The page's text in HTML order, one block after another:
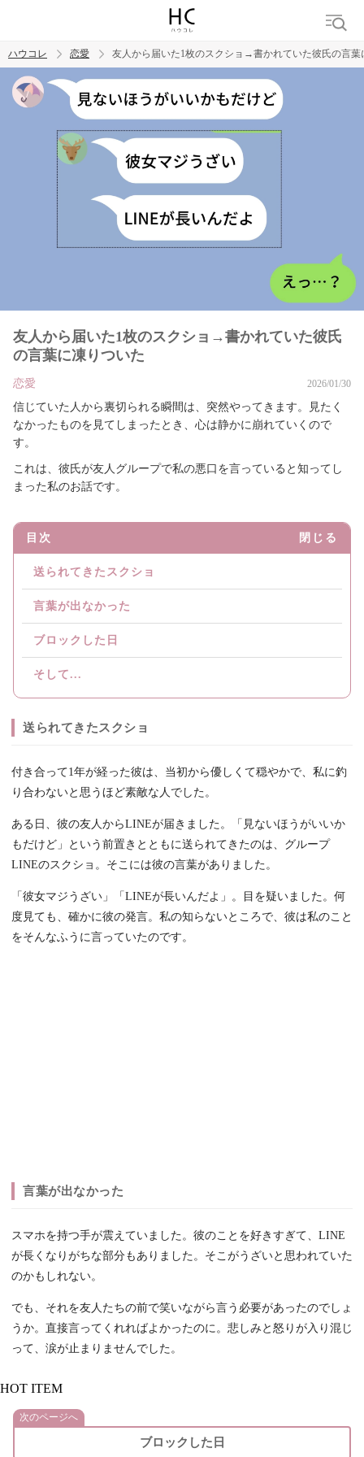
トレンド ワード
ハウコレ 恋愛 友人から届いた1枚のスクショ→書かれていた彼氏の言葉
友人から届いた1枚のスクショ→書かれていた彼氏
の言葉に凍りついた
恋愛 2026/01/30
信じていた人から裏切られる瞬間は、突然やってきます。見たく
なかったものを見てしまったとき、心は静かに崩れていくので
す。
これは、彼氏が友人グループで私の悪口を言っていると知ってし
まった私のお話です。
目次 閉じる
送られてきたスクショ
言葉が出なかった
ブロックした日
そして...
送られてきたスクショ
付き合って1年が経った彼は、当初から優しくて穏やかで、私に釣
り合わないと思うほど素敵な人でした。
ある日、彼の友人からLINEが届きました。「見ないほうがいいか
もだけど」という前置きとともに送られてきたのは、グループ
LINEのスクショ。そこには彼の言葉がありました。
「彼女マジうざい」「LINEが長いんだよ」。目を疑いました。何
度見ても、確かに彼の発言。私の知らないところで、彼は私のこと
をそんなふうに言っていたのです。
言葉が出なかった
スマホを持つ手が震えていました。彼のことを好きすぎて、LINE
が長くなりがちな部分もありました。そこがうざいと思われていた
のかもしれない。
でも、それを友人たちの前で笑いながら言う必要があったのでしょ
うか。直接言ってくれればよかったのに。悲しみと怒りが入り混じ
って、涙が止まりませんでした。
HOT ITEM
次のページへ
ブロックした日